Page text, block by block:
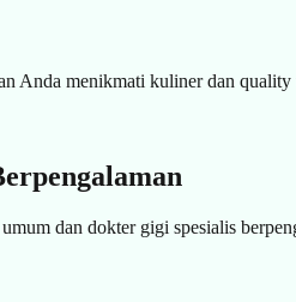
Anda menikmati kuliner dan quality
dan dokter gigi spesialis